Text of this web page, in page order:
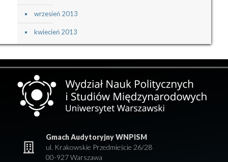
wrzesień 2013
kwiecień 2013
Gmach Audytoryjny WNPISM
ul. Krakowskie Przedmieście 26/28
00-927 Warszawa